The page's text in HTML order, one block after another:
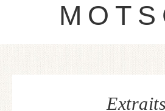
Extraits